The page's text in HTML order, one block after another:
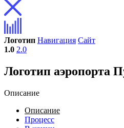
Логотип Навигация Сайт
1.0 2.0
Логотип аэропорта
Описание
Описание
Процесс